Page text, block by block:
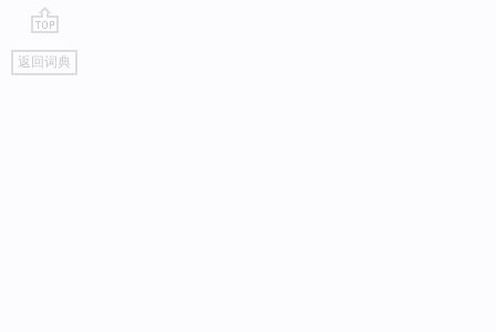
go
top
返回词典